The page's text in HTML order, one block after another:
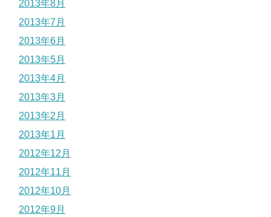
2013年8月
2013年7月
2013年6月
2013年5月
2013年4月
2013年3月
2013年2月
2013年1月
2012年12月
2012年11月
2012年10月
2012年9月